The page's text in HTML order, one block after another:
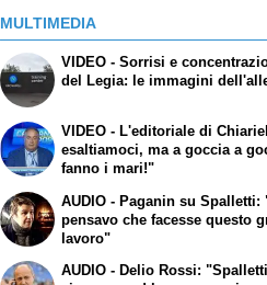
MULTIMEDIA
VIDEO - Sorrisi e
del Legia: le immagini
VIDEO - L'editoriale di
esaltiamoci, ma a goccia a
fanno i mari!"
AUDIO - Paganin su Spalletti:
pensavo che facesse questo
lavoro"
AUDIO - Delio Rossi: